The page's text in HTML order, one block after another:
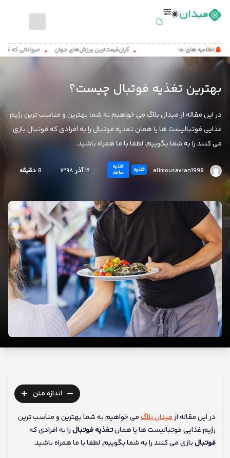
اطلاعیه های ما: گران‌قیمت‌ترین ورزش‌های جهان حیواناتی که فوتبال
بهترین تغذیه فوتبال چیست؟
در این مقاله از میدان بلاگ می خواهیم به شما بهترین و مناسب ترین رژیم
غذایی فوتبالیست ها یا همان تغذیه فوتبال را به افرادی که فوتبال بازی
می کنند را به شما بگوییم. لطفا با ما همراه باشید.
alimousavian1998 تغذیه
تغذیه
سالم
۱۶ آذر ۱۳۹۸ 8 دقیقه
- اندازه متن +
در این مقاله ازمیدان بلاگمی خواهیم به شما بهترین و مناسب ترین
رژیم غذایی فوتبالیست ها یا همانتغذیه فوتبالرا به افرادی که
فوتبالبازی می کنند را به شما بگوییم. لطفا با ما همراه باشید.
صفحه
اصلی
ورزشی
آموزشی
میدان
کست
تماس
ما
درباره
ما